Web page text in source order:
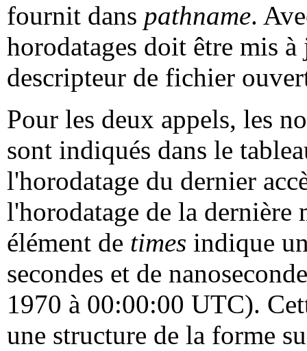
fournit dans pathname.
horodatages doit être mis
descripteur de fichier
Pour les deux appels, les
sont indiqués dans le
l'horodatage du dernier
l'horodatage de la
élément de times indique
secondes et de
1970 à 00:00:00 UTC).
une structure de la forme